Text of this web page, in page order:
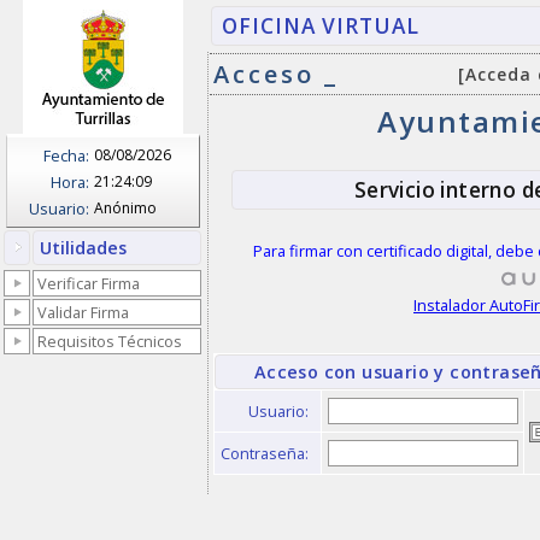
Fecha: 08/08/2026
Hora: 21:24:09
Usuario: Anónimo
Utilidades
Verificar Firma
Validar Firma
Requisitos Técnicos
OFICINA VIRTUAL
Acceso _
Servicio interno
Para firmar con certificado digital,
Instalador
Acceso con usuario y
Usuario:
Contraseña: